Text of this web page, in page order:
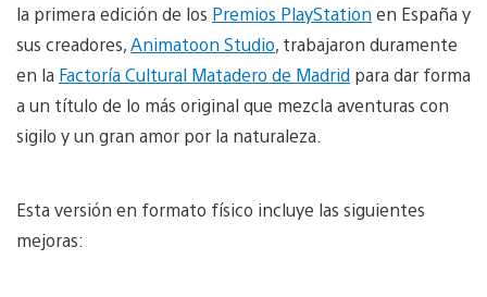
la primera edición de los Premios PlayStation en España y
sus creadores,Animatoon Studio, trabajaron duramente
en la Factoría Cultural Matadero de Madrid para dar forma
a un título de lo más original que mezcla aventuras con
sigilo y un gran amor por la naturaleza.
Esta versión en formato físico incluye las siguientes
mejoras: